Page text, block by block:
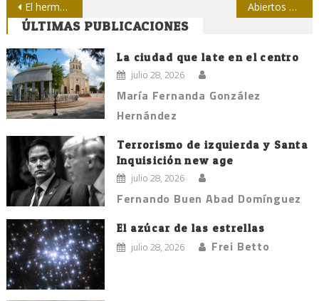
Navegación
de
entradas
El hermano que fue padre también Abiertos en Las Tunas debates sobre Género y Comunicación
ÚLTIMAS PUBLICACIONES
La ciudad que late en el centro
julio 28, 2026
María Fernanda González
Hernández
Terrorismo de izquierda y Santa
Inquisición new age
julio 28, 2026
Fernando Buen Abad Domínguez
El azúcar de las estrellas
julio 28, 2026 Frei Betto